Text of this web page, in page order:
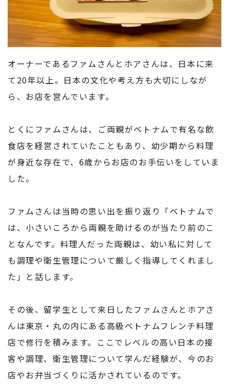
オーナーであるファムさんとホアさんは、日本に来
て20年以上。日本の文化や考え方も大切にしなが
ら、お店を営んでいます。
とくにファムさんは、ご両親がベトナムで有名な飲
食店を経営されていたこともあり、幼少期から料理
が身近な存在で、6歳からお店のお手伝いをしていま
した。
ファムさんは当時の思い出を振り返り「ベトナムで
は、小さいころから両親を助けるのが当たり前のこ
となんです。料理人だった両親は、幼い私に対して
も調理や衛生管理について厳しく指導してくれまし
た」と話します。
その後、留学生として来日したファムさんとホアさ
んは東京・丸の内にある高級ベトナムフレンチ料理
店で修行を積みます。ここでレベルの高い日本の接
客や調理、衛生管理について学んだ経験が、今のお
店やお弁当づくりに活かされているのです。